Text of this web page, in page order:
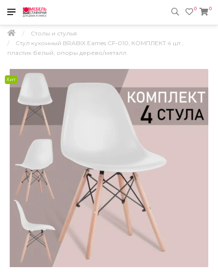
0
0
Столы и стулья
Стул кухонный BRABIX Eames CF-010, КОМПЛЕКТ 4 шт.,
пластик белый, опоры дерево/металл
Хит